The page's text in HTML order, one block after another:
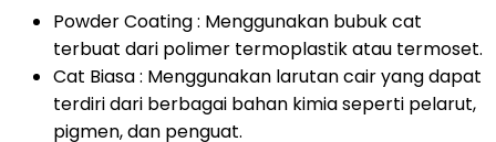
Powder Coating : Menggunakan bubuk cat
terbuat dari polimer termoplastik atau termoset.
Cat Biasa : Menggunakan larutan cair yang dapat
terdiri dari berbagai bahan kimia seperti pelarut,
pigmen, dan penguat.